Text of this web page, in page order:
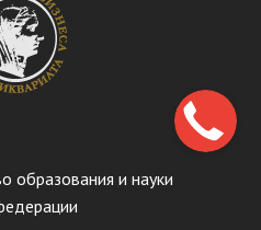
образования и науки